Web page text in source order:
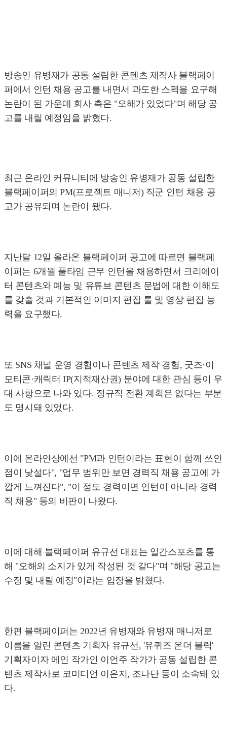
방송인 유병재가 공동 설립한 콘텐츠 제작사 블랙페이
퍼에서 인턴 채용 공고를 내면서 과도한 스펙을 요구해
논란이 된 가운데 회사 측은 "오해가 있었다"며 해당 공
고를 내릴 예정임을 밝혔다.
최근 온라인 커뮤니티에 방송인 유병재가 공동 설립한
블랙페이퍼의 PM(프로젝트 매니저) 직군 인턴 채용 공
고가 공유되며 논란이 됐다.
지난달 12일 올라온 블랙페이퍼 공고에 따르면 블랙페
이퍼는 6개월 풀타임 근무 인턴을 채용하면서 크리에이
터 콘텐츠와 예능 및 유튜브 콘텐츠 문법에 대한 이해도
를 갖출 것과 기본적인 이미지 편집 툴 및 영상 편집 능
력을 요구했다.
또 SNS 채널 운영 경험이나 콘텐츠 제작 경험, 굿즈·이
모티콘·캐릭터 IP(지적재산권) 분야에 대한 관심 등이 우
대 사항으로 나와 있다. 정규직 전환 계획은 없다는 부분
도 명시돼 있었다.
이에 온라인상에선 "PM과 인턴이라는 표현이 함께 쓰인
점이 낯설다", "업무 범위만 보면 경력직 채용 공고에 가
깝게 느껴진다", "이 정도 경력이면 인턴이 아니라 경력
직 채용" 등의 비판이 나왔다.
이에 대해 블랙페이퍼 유규선 대표는 일간스포츠를 통
해 "오해의 소지가 있게 작성된 것 같다"며 "해당 공고는
수정 및 내릴 예정"이라는 입장을 밝혔다.
한편 블랙페이퍼는 2022년 유병재와 유병재 매니저로
이름을 알린 콘텐츠 기획자 유규선, '유퀴즈 온더 블럭'
기획자이자 메인 작가인 이언주 작가가 공동 설립한 콘
텐츠 제작사로 코미디언 이은지, 조나단 등이 소속돼 있
다.